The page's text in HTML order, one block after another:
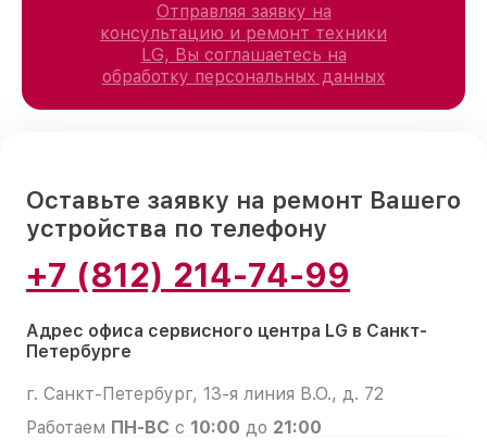
Отправляя заявку на
консультацию и ремонт техники
LG, Вы соглашаетесь на
обработку персональных данных
Оставьте заявку на ремонт Вашего
устройства по телефону
+7 (812) 214-74-99
Адрес офиса сервисного центра LG в Санкт-
Петербурге
г. Санкт-Петербург, 13-я линия В.О., д. 72
Работаем ПН-ВС с 10:00 до 21:00